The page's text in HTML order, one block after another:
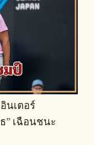
นเตอร์
” เฉือนชนะ